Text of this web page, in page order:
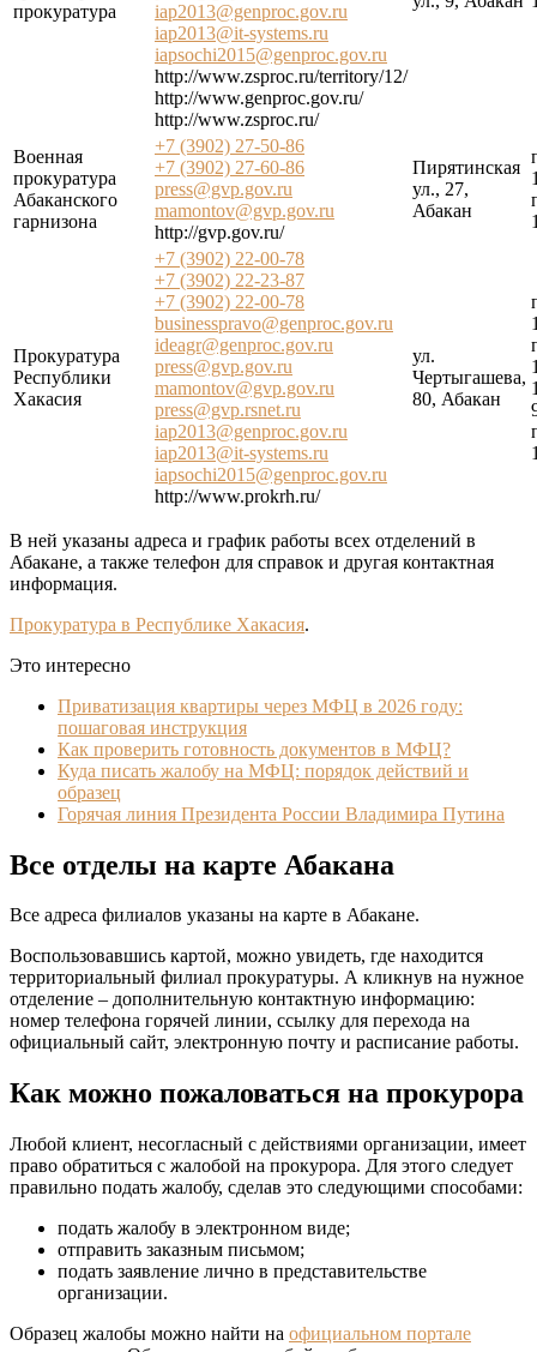
прокуратура
iap2013@genproc.gov.ru
iap2013@it-systems.ru
iapsochi2015@genproc.gov.ru
http://www.zsproc.ru/territory/12/
http://www.genproc.gov.ru/
http://www.zsproc.ru/
Военная
прокуратура
Абаканского
гарнизона
+7 (3902) 27-50-86
+7 (3902) 27-60-86
press@gvp.gov.ru
mamontov@gvp.gov.ru
http://gvp.gov.ru/
Пирятинская
ул., 27,
Абакан
Прокуратура
Республики
Хакасия
+7 (3902) 22-00-78
+7 (3902) 22-23-87
+7 (3902) 22-00-78
businesspravo@genproc.gov.ru
ideagr@genproc.gov.ru
press@gvp.gov.ru
mamontov@gvp.gov.ru
press@gvp.rsnet.ru
iap2013@genproc.gov.ru
iap2013@it-systems.ru
iapsochi2015@genproc.gov.ru
http://www.prokrh.ru/
ул.
Чертыгашева,
80, Абакан
В ней указаны адреса и график работы всех отделений в
Абакане, а также телефон для справок и другая контактная
информация.
Прокуратура в Республике Хакасия.
Это интересно
Приватизация квартиры через МФЦ в 2026 году:
пошаговая инструкция
Как проверить готовность документов в МФЦ?
Куда писать жалобу на МФЦ: порядок действий и
образец
Горячая линия Президента России Владимира Путина
Все отделы на карте Абакана
Все адреса филиалов указаны на карте в Абакане.
Воспользовавшись картой, можно увидеть, где находится
территориальный филиал прокуратуры. А кликнув на нужное
отделение – дополнительную контактную информацию:
номер телефона горячей линии, ссылку для перехода на
официальный сайт, электронную почту и расписание работы.
Как можно пожаловаться на прокурора
Любой клиент, несогласный с действиями организации, имеет
право обратиться с жалобой на прокурора. Для этого следует
правильно подать жалобу, сделав это следующими способами:
подать жалобу в электронном виде;
отправить заказным письмом;
подать заявление лично в представительстве
организации.
Образец жалобы можно найти на официальном портале